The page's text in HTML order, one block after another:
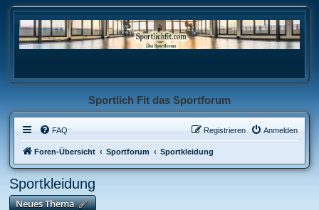
Sportlich Fit das Sportforum
FAQ Anmelden
Registrieren
Foren-Übersicht Sportforum Sportkleidung
Sportkleidung
Neues Thema